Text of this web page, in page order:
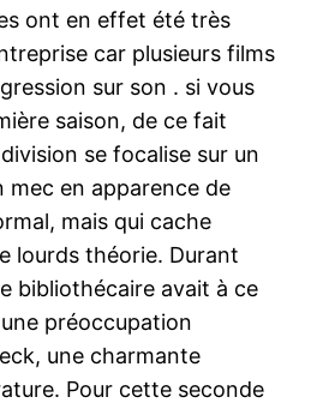
ont en effet été très
car plusieurs films
sur son . si vous
saison, de ce fait
se focalise sur un
mec en apparence de
mais qui cache
lourds théorie. Durant
bibliothécaire avait à ce
préoccupation
une charmante
Pour cette seconde